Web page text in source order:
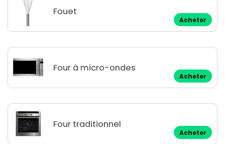
Fouet
Acheter
Four à micro-ondes
Acheter
Four traditionnel
Acheter